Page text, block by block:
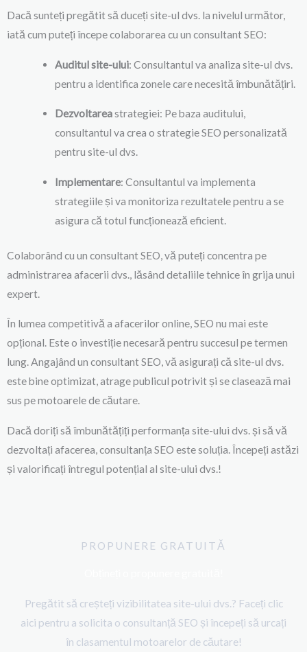
Dacă sunteți pregătit să duceți site-ul dvs. la nivelul următor,
iată cum puteți începe colaborarea cu un consultant SEO:
Auditul site-ului: Consultantul va analiza site-ul dvs.
pentru a identifica zonele care necesită îmbunătățiri.
Dezvoltareastrategiei: Pe baza auditului,
consultantul va crea o strategie SEO personalizată
pentru site-ul dvs.
Implementare: Consultantul va implementa
strategiile și va monitoriza rezultatele pentru a se
asigura că totul funcționează eficient.
Colaborând cu un consultant SEO, vă puteți concentra pe
administrarea afacerii dvs., lăsând detaliile tehnice în grija unui
expert.
În lumea competitivă a afacerilor online, SEO nu mai este
opțional. Este o investiție necesară pentru succesul pe termen
lung. Angajând un consultant SEO, vă asigurați că site-ul dvs.
este bine optimizat, atrage publicul potrivit și se clasează mai
sus pe motoarele de căutare.
Dacă doriți să îmbunătățiți performanța site-ului dvs. și să vă
dezvoltați afacerea, consultanța SEO este soluția. Începeți astăzi
și valorificați întregul potențial al site-ului dvs.!
PROPUNERE GRATUITĂ
Pregătit să creșteți vizibilitatea site-ului dvs.? Faceți clic
aici pentru a solicita o consultanță SEO și începeți să urcați
în clasamentul motoarelor de căutare!